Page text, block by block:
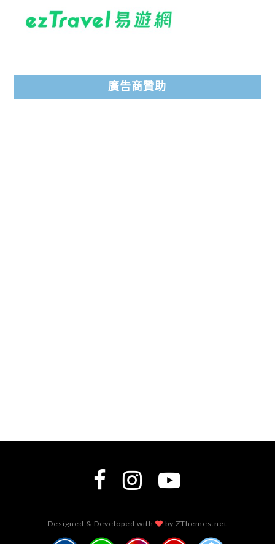
廣告商贊助
Designed & Developed with by ZThemes.net